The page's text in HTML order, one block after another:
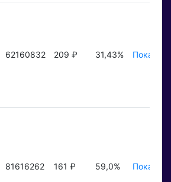
62160832 209 ₽ 31,43%
81616262 161 ₽ 59,0%